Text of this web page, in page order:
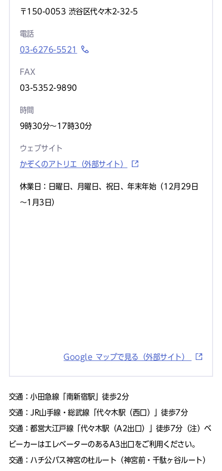
〒150-0053 渋谷区代々木2-32-5
電話
03-6276-5521
FAX
03-5352-9890
時間
9時30分～17時30分
ウェブサイト
かぞくのアトリエ（外部サイト）
休業日：日曜日、月曜日、祝日、年末年始（12月29日
～1月3日）
Google マップで見る（外部サイト）
交通：小田急線「南新宿駅」徒歩2分
交通：JR山手線・総武線「代々木駅（西口）」徒歩7分
交通：都営大江戸線「代々木駅（A2出口）」徒歩7分 （注）ベ
ビーカーはエレベーターのあるA3出口をご利用ください。
交通：ハチ公バス神宮の杜ルート（神宮前・千駄ヶ谷ルート）